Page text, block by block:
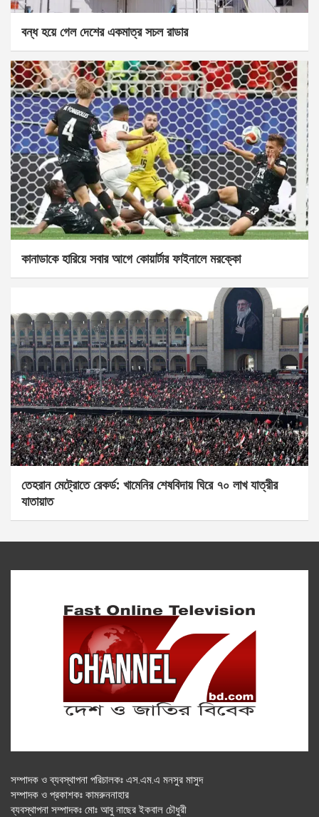
বন্ধ হয়ে গেল দেশের একমাত্র সচল রাডার
কানাডাকে হারিয়ে সবার আগে কোয়ার্টার ফাইনালে মরক্কো
তেহরান মেট্রোতে রেকর্ড: খামেনির শেষবিদায় ঘিরে ৭০ লাখ যাত্রীর
যাতায়াত
সম্পাদক ও ব্যবস্থাপনা পরিচালকঃ এস.এম.এ মনসুর মাসুদ
সম্পাদক ও প্রকাশকঃ কামরুননাহার
ব্যবস্থাপনা সম্পাদকঃ মোঃ আবু নাছের ইকবাল চৌধুরী